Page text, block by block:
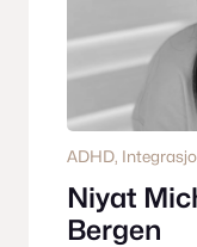
ADHD,
Niyat
Bergen